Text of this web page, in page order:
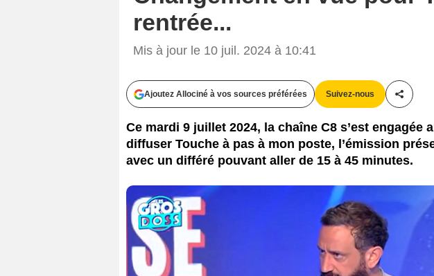
rentrée...
Mis à jour le 10 juil. 2024 à 10:41
Ajoutez Allociné à vos sources préférées Suivez-nous
Ce mardi 9 juillet 2024, la chaîne C8 s’est engagée
diffuser Touche à pas à mon poste, l’émission
avec un différé pouvant aller de 15 à 45 minutes.